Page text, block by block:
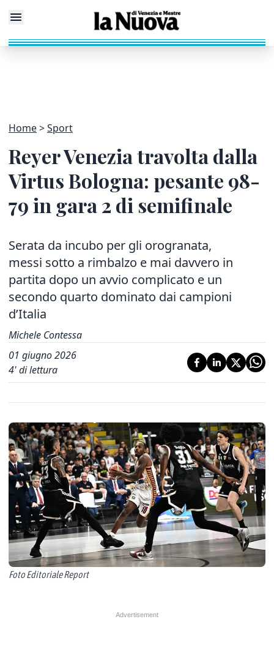
Home Sport
Reyer Venezia travolta dalla
Virtus Bologna: pesante 98-
79 in gara 2 di semifinale
Serata da incubo per gli orogranata,
messi sotto a rimbalzo e mai davvero in
partita dopo un avvio complicato e un
secondo quarto dominato dai campioni
d’Italia
Michele Contessa
01 giugno 2026
4' di lettura
Foto Editoriale Report